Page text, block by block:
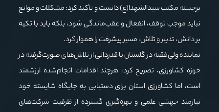
برجسته مکتب سیدالشهدا(ع) دانست و تأکید کرد: مشکلات و موانع
نباید موجب توقف، انفعال و عقب‌ماندگی شود، بلکه باید با تکیه
بر دانش، تدبیر و تلاش، مسیر پیشرفت را هموار کرد.
نماینده ولی‌فقیه در گلستان با قدردانی از تلاش‌های صورت‌گرفته در
حوزه کشاورزی، تصریح کرد: هرچند اقدامات انجام‌شده ارزشمند
است، اما کشاورزی استان برای دستیابی به جایگاه شایسته خود
نیازمند جهشی علمی و بهره‌گیری گسترده از ظرفیت شرکت‌های